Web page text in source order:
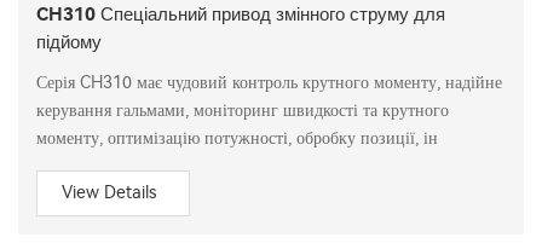
CH310 Спеціальний привод змінного струму для
підйому
Серія CH310 має чудовий контроль крутного моменту, надійне
керування гальмами, моніторинг швидкості та крутного
моменту, оптимізацію потужності, обробку позиції, ін
View Details